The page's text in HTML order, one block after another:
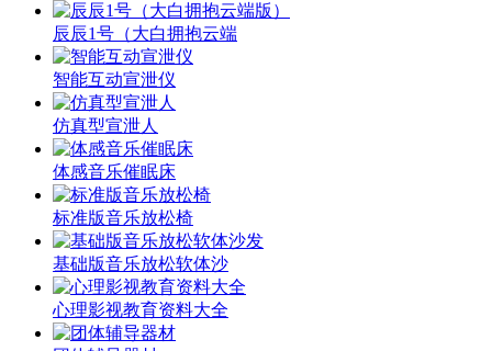
辰辰1号（大白拥抱云端
智能互动宣泄仪
仿真型宣泄人
体感音乐催眠床
标准版音乐放松椅
基础版音乐放松软体沙
心理影视教育资料大全